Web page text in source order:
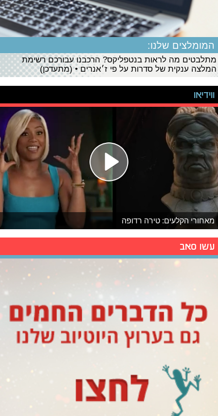
המומלצים שלנו:
מתלבטים מה לראות בנטפליקס? הרכבנו עבורכם רשימת
המלצה ענקית של סדרות על פי ז׳אנרים • (מתעדכן)
ווידיאו
מאחורי הקלעים: טירה רדופה
עשו סאב